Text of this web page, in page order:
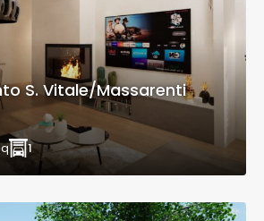
S. Vitale/Massarenti
1